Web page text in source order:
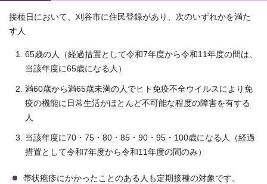
接種日において、刈谷市に住民登録があり、次のいずれかを満た
す人
65歳の人（経過措置として令和7年度から令和11年度の間は、
当該年度に65歳になる人）
満60歳から満65歳未満の人でヒト免疫不全ウイルスにより免
疫の機能に日常生活がほとんど不可能な程度の障害を有する
人
当該年度に70・75・80・85・90・95・100歳になる人（経過
措置として令和7年度から令和11年度の間のみ）
帯状疱疹にかかったことのある人も定期接種の対象です。